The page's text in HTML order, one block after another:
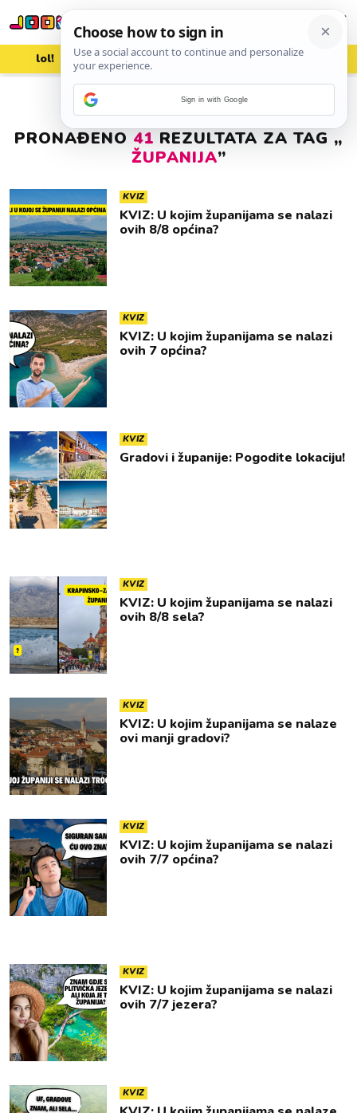
lol! aww vrh! woot?!
PRONAĐENO 41 REZULTATA ZA TAG „
ŽUPANIJA”
KVIZ
KVIZ: U kojim županijama se nalazi
ovih 8/8 općina?
KVIZ
KVIZ: U kojim županijama se nalazi
ovih 7 općina?
KVIZ
Gradovi i županije: Pogodite lokaciju!
KVIZ
KVIZ: U kojim županijama se nalazi
ovih 8/8 sela?
KVIZ
KVIZ: U kojim županijama se nalaze
ovi manji gradovi?
KVIZ
KVIZ: U kojim županijama se nalazi
ovih 7/7 općina?
KVIZ
KVIZ: U kojim županijama se nalazi
ovih 7/7 jezera?
KVIZ
Sign in with Google